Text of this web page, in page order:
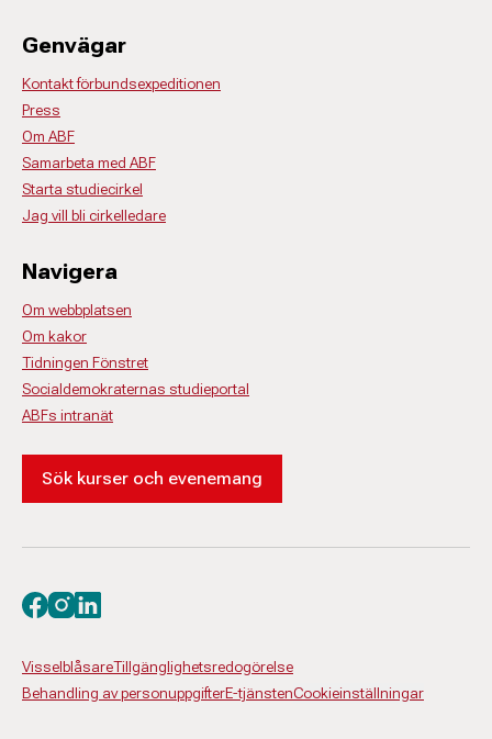
Genvägar
Kontakt förbundsexpeditionen
Press
Om ABF
Samarbeta med ABF
Starta studiecirkel
Jag vill bli cirkelledare
Navigera
Om webbplatsen
Om kakor
Tidningen Fönstret
Socialdemokraternas studieportal
ABFs intranät
Sök kurser och evenemang
VisselblåsareTillgänglighetsredogörelse
Behandling av personuppgifterE-tjänstenCookieinställningar
Besök oss på facebook
Besök oss på instagram
Besök oss på linkedin